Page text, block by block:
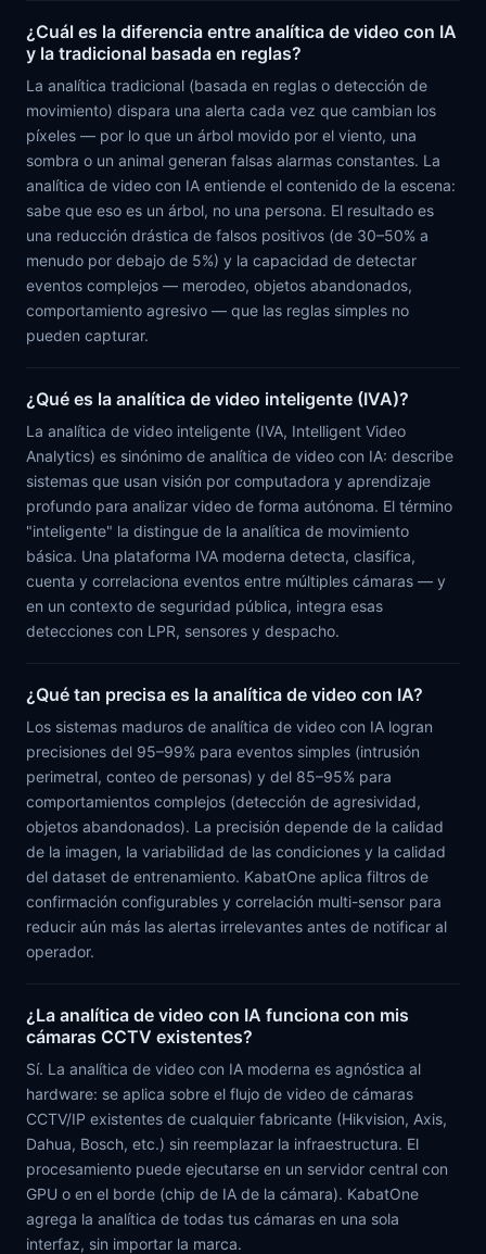
¿Cuál es la diferencia entre analítica de video con IA
y la tradicional basada en reglas?
La analítica tradicional (basada en reglas o detección de
movimiento) dispara una alerta cada vez que cambian los
píxeles — por lo que un árbol movido por el viento, una
sombra o un animal generan falsas alarmas constantes. La
analítica de video con IA entiende el contenido de la escena:
sabe que eso es un árbol, no una persona. El resultado es
una reducción drástica de falsos positivos (de 30–50% a
menudo por debajo de 5%) y la capacidad de detectar
eventos complejos — merodeo, objetos abandonados,
comportamiento agresivo — que las reglas simples no
pueden capturar.
¿Qué es la analítica de video inteligente (IVA)?
La analítica de video inteligente (IVA, Intelligent Video
Analytics) es sinónimo de analítica de video con IA: describe
sistemas que usan visión por computadora y aprendizaje
profundo para analizar video de forma autónoma. El término
"inteligente" la distingue de la analítica de movimiento
básica. Una plataforma IVA moderna detecta, clasifica,
cuenta y correlaciona eventos entre múltiples cámaras — y
en un contexto de seguridad pública, integra esas
detecciones con LPR, sensores y despacho.
¿Qué tan precisa es la analítica de video con IA?
Los sistemas maduros de analítica de video con IA logran
precisiones del 95–99% para eventos simples (intrusión
perimetral, conteo de personas) y del 85–95% para
comportamientos complejos (detección de agresividad,
objetos abandonados). La precisión depende de la calidad
de la imagen, la variabilidad de las condiciones y la calidad
del dataset de entrenamiento. KabatOne aplica filtros de
confirmación configurables y correlación multi-sensor para
reducir aún más las alertas irrelevantes antes de notificar al
operador.
¿La analítica de video con IA funciona con mis
cámaras CCTV existentes?
Sí. La analítica de video con IA moderna es agnóstica al
hardware: se aplica sobre el flujo de video de cámaras
CCTV/IP existentes de cualquier fabricante (Hikvision, Axis,
Dahua, Bosch, etc.) sin reemplazar la infraestructura. El
procesamiento puede ejecutarse en un servidor central con
GPU o en el borde (chip de IA de la cámara). KabatOne
agrega la analítica de todas tus cámaras en una sola
interfaz, sin importar la marca.